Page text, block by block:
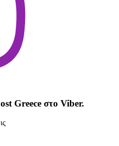
Greece στο Viber.